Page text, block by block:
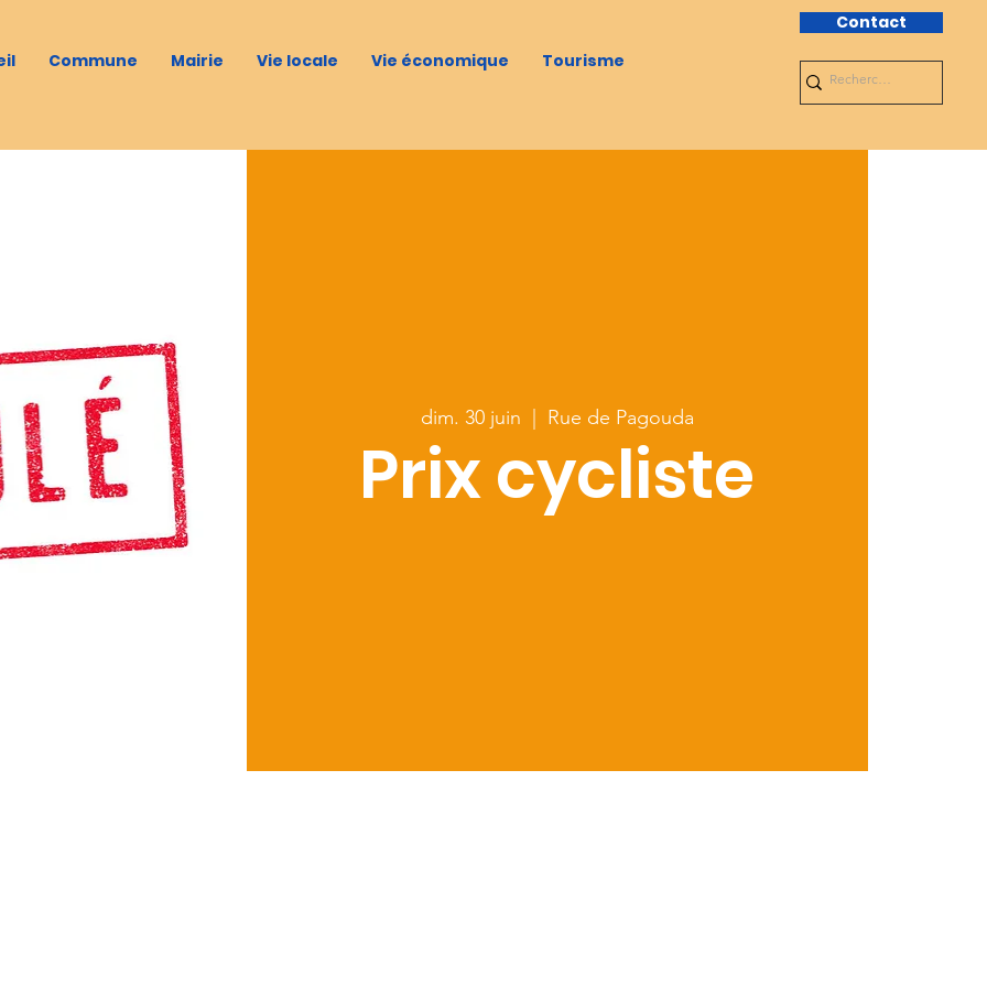
Commune Mairie Vie locale Vie économique Tourisme
Contact
dim. 30 juin Rue de Pagouda
Prix cycliste